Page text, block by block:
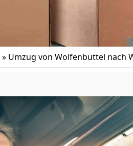
» Umzug von Wolfenbüttel nach